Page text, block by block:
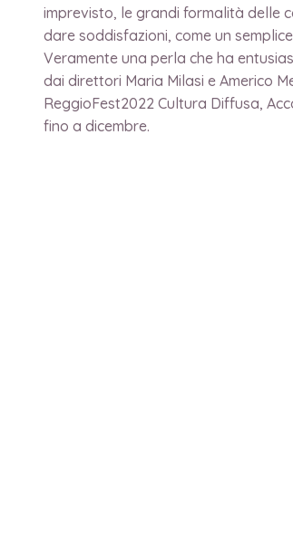
imprevisto, le grandi formalità delle
dare soddisfazioni, come un
Veramente una perla che ha
dai direttori Maria Milasi e Americo
ReggioFest2022 Cultura Diffusa,
fino a dicembre.